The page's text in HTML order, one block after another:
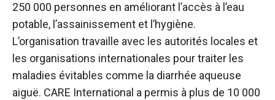
250 000 personnes en améliorant l’accès à l’eau
potable, l’assainissement et l’hygiène.
L’organisation travaille avec les autorités locales et
les organisations internationales pour traiter les
maladies évitables comme la diarrhée aqueuse
aiguë. CARE International a permis à plus de 10 000